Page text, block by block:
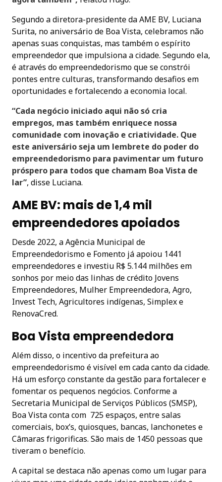
Segundo a diretora-presidente da AME BV, Luciana
Surita, no aniversário de Boa Vista, celebramos não
apenas suas conquistas, mas também o espírito
empreendedor que impulsiona a cidade. Segundo ela,
é através do empreendedorismo que se constrói
pontes entre culturas, transformando desafios em
oportunidades e fortalecendo a economia local.
“Cada negócio iniciado aqui não só cria
empregos, mas também enriquece nossa
comunidade com inovação e criatividade. Que
este aniversário seja um lembrete do poder do
empreendedorismo para pavimentar um futuro
próspero para todos que chamam Boa Vista de
lar”, disse Luciana.
AME BV: mais de 1,4 mil
empreendedores apoiados
Desde 2022, a Agência Municipal de
Empreendedorismo e Fomento já apoiou 1441
empreendedores e investiu R$ 5.144 milhões em
sonhos por meio das linhas de crédito Jovens
Empreendedores, Mulher Empreendedora, Agro,
Invest Tech, Agricultores indígenas, Simplex e
RenovaCred.
Boa Vista empreendedora
Além disso, o incentivo da prefeitura ao
empreendedorismo é visível em cada canto da cidade.
Há um esforço constante da gestão para fortalecer e
fomentar os pequenos negócios. Conforme a
Secretaria Municipal de Serviços Públicos (SMSP),
Boa Vista conta com 725 espaços, entre salas
comerciais, box’s, quiosques, bancas, lanchonetes e
Câmaras frigorificas. São mais de 1450 pessoas que
tiveram o benefício.
A capital se destaca não apenas como um lugar para